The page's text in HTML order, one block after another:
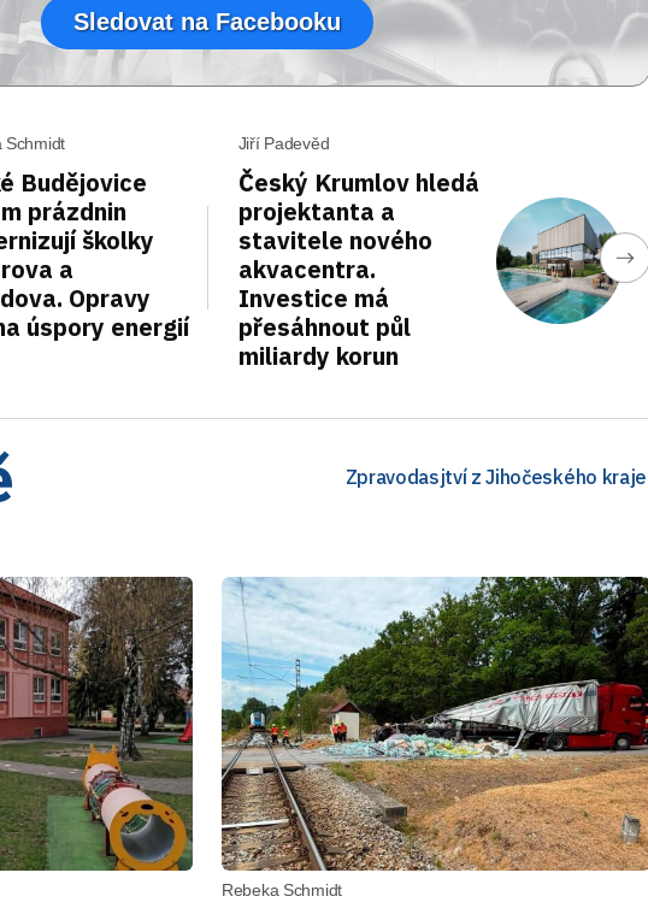
Sledovat na Facebooku
Schmidt
Budějovice
prázdnin
školky
a
Opravy
úspory energií
Jiří Padevěd
Český Krumlov hledá
projektanta a
stavitele nového
akvacentra.
Investice má
přesáhnout půl
miliardy korun
Zpravodasjtví z Jihočeského kraje
Rebeka Schmidt